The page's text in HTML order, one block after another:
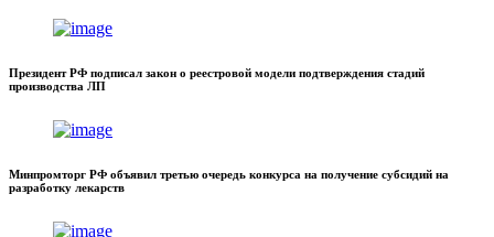
Президент РФ подписал закон о реестровой модели подтверждения стадий
производства ЛП
Минпромторг РФ объявил третью очередь конкурса на получение субсидий на
разработку лекарств